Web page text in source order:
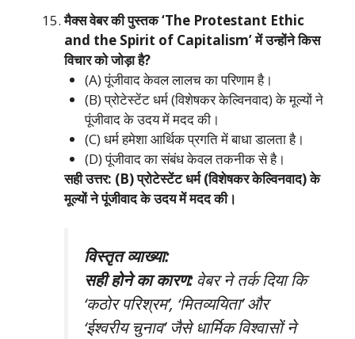
मैक्स वेबर की पुस्तक ‘The Protestant Ethic
and the Spirit of Capitalism’ में उन्होंने किस
विचार को जोड़ा है?
(A) पूंजीवाद केवल लालच का परिणाम है।
(B) प्रोटेस्टेंट धर्म (विशेषकर केल्विनवाद) के मूल्यों ने
पूंजीवाद के उदय में मदद की।
(C) धर्म हमेशा आर्थिक प्रगति में बाधा डालता है।
(D) पूंजीवाद का संबंध केवल तकनीक से है।
सही उत्तर: (B) प्रोटेस्टेंट धर्म (विशेषकर केल्विनवाद) के
मूल्यों ने पूंजीवाद के उदय में मदद की।
विस्तृत व्याख्या:
सही होने का कारण:वेबर ने तर्क दिया कि
‘कठोर परिश्रम’, ‘मितव्ययिता’ और
‘ईश्वरीय चुनाव’ जैसे धार्मिक विश्वासों ने